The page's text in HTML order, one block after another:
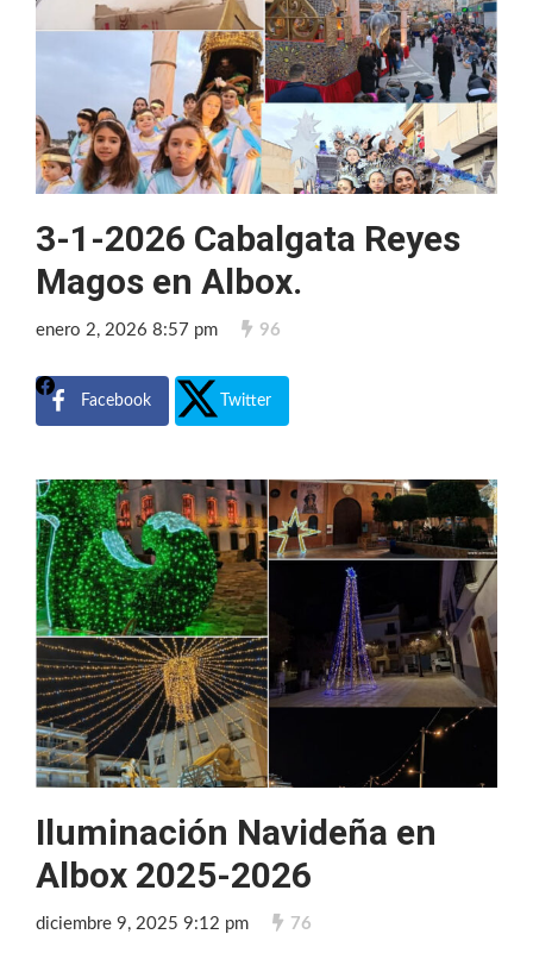
3-1-2026 Cabalgata Reyes
Magos en Albox.
enero 2, 2026 8:57 pm 96
Facebook Twitter
Iluminación Navideña en
Albox 2025-2026
diciembre 9, 2025 9:12 pm 76